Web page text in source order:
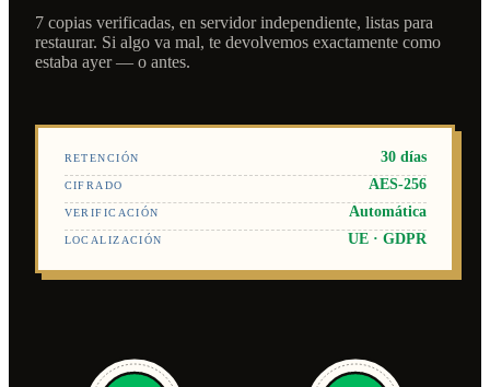
7 copias verificadas, en servidor independiente, listas para
restaurar. Si algo va mal, te devolvemos exactamente como
estaba ayer — o antes.
RETENCIÓN 30 días
CIFRADO AES-256
VERIFICACIÓN Automática
LOCALIZACIÓN UE · GDPR